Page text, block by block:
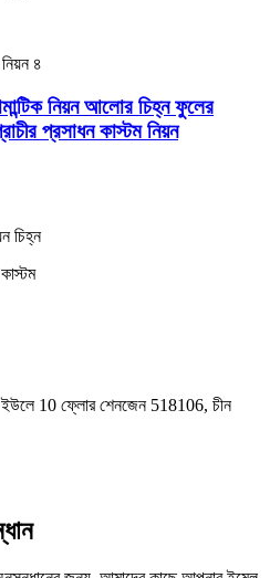
নিয়ন আলোর চিহ্ন ফুলের
প্রসাধন কাস্টম নিয়ন
চিহ্ন
ইউলে 10 ফ্লোর শেনজেন 518106, চীন